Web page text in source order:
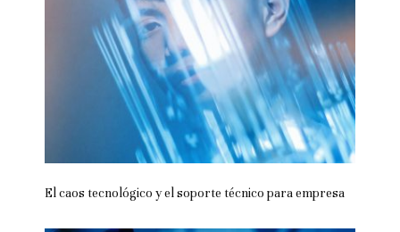
El caos tecnológico y el soporte técnico para empresa